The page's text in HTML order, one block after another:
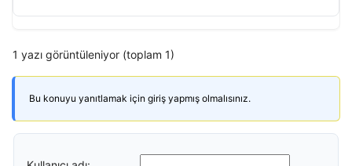
1 yazı görüntüleniyor (toplam 1)
Bu konuyu yanıtlamak için giriş yapmış olmalısınız.